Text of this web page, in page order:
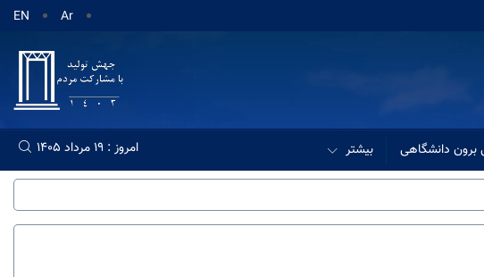
EN Ar
دانشگاهی بیشتر امروز : 19 مرداد 1405